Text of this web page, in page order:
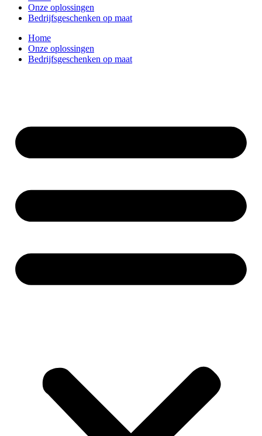
Onze oplossingen
Bedrijfsgeschenken op maat
Home
Onze oplossingen
Bedrijfsgeschenken op maat